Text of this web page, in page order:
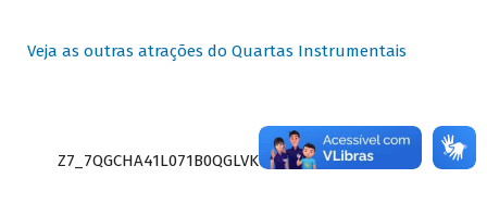
Veja as outras atrações do Quartas Instrumentais
Z7_7QGCHA41L071B0QGLVK8P22GJ7